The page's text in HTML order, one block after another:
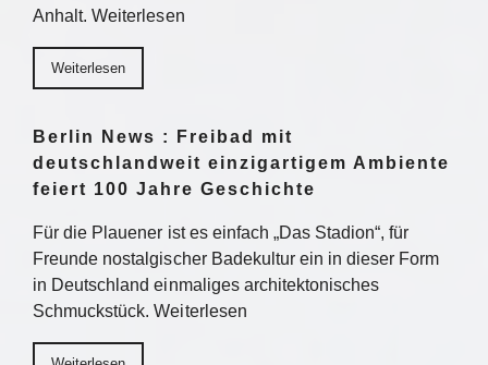
Anhalt. Weiterlesen
Weiterlesen
Berlin News : Freibad mit
deutschlandweit einzigartigem Ambiente
feiert 100 Jahre Geschichte
Für die Plauener ist es einfach „Das Stadion“, für
Freunde nostalgischer Badekultur ein in dieser Form
in Deutschland einmaliges architektonisches
Schmuckstück. Weiterlesen